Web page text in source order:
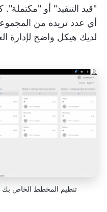
"قيد التنفيذ" أو
أي عدد تريده من
لديك هيكل واضح لإدارة
تنظيم المخطط الخاص بك